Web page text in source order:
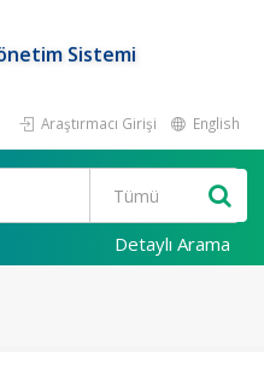
Sistemi
Araştırmacı Girişi English
Detaylı Arama